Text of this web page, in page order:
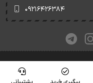
۰۹۲۱۶۴۲۶۳۸۴